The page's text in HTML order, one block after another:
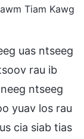
Tiam Kawg
uas ntseeg
rau ib
ntseeg
yuav los rau
cia siab tias